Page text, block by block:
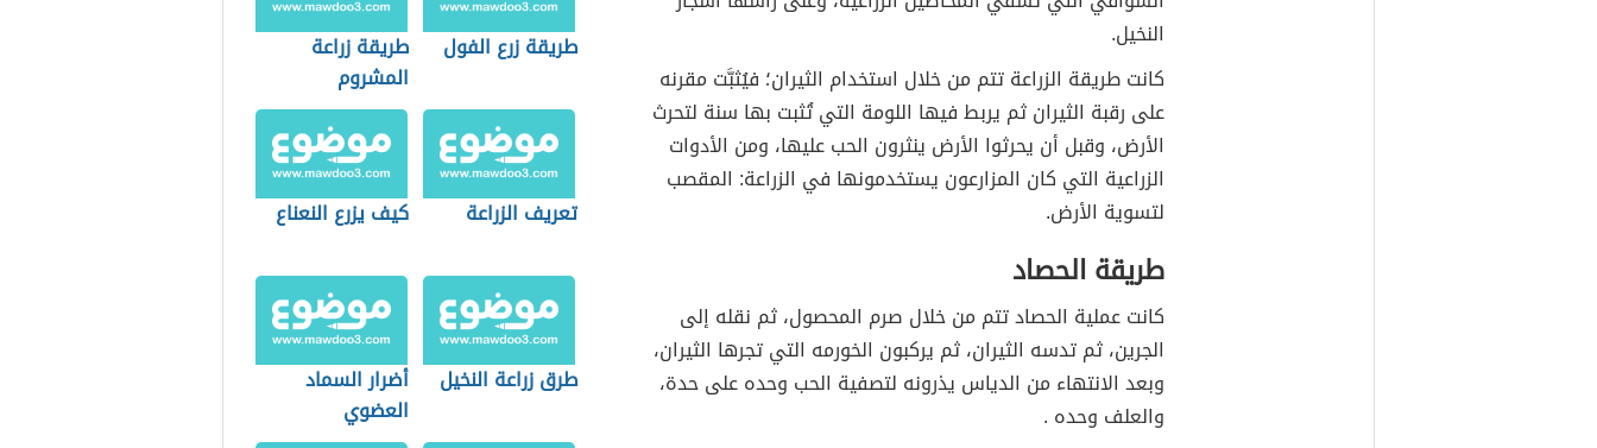
النخيل.
كانت طريقة الزراعة تتم من خلال استخدام الثيران؛ فيُثبَّت مقرنه
على رقبة الثيران ثم يربط فيها اللومة التي تُثبت بها سنة لتحرث
الأرض، وقبل أن يحرثوا الأرض ينثرون الحب عليها، ومن الأدوات
الزراعية التي كان المزارعون يستخدمونها في الزراعة: المقصب
لتسوية الأرض.
طريقة الحصاد
كانت عملية الحصاد تتم من خلال صرم المحصول، ثم نقله إلى
الجرين، ثم تدسه الثيران، ثم يركبون الخورمه التي تجرها الثيران،
وبعد الانتهاء من الدياس يذرونه لتصفية الحب وحده على حدة،
والعلف وحده .
طريقة زرع الفول
طريقة زراعة
المشروم
تعريف الزراعة كيف يزرع النعناع
طرق زراعة النخيل
أضرار السماد
العضوي